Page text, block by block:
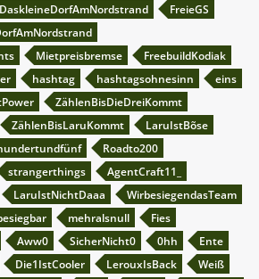
DaskleineDorfAmNordstrand
FreieGS
Mietpreisbremse
FreebuildKodiak
hashtag hashtagsohnesinn
eins
ZählenBisDieDreiKommt
ZählenBisLaruKommt
LaruIstBõse
Roadto200
strangerthings
AgentCraft11_
LaruIstNichtDaaa
WirbesiegendasTeam
mehralsnull
Fies
Aww0 SicherNicht0 0hh
Ente
Die1IstCooler LerouxIsBack
Weiß